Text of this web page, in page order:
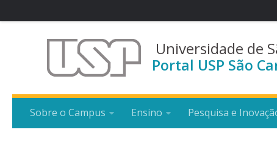
Universidade de
Portal USP São
Sobre o Campus Ensino Pesquisa e